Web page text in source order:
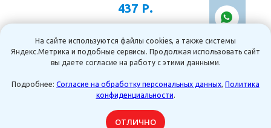
В КОРЗИНУ
437 Р.
В КОРЗИНУ
На сайте используются файлы cookies, а также системы
Яндекс.Метрика и подобные сервисы. Продолжая использовать сайт
вы даете согласие на работу с этими данными.
Подробнее: Согласие на обработку персональных данных, Политика
конфиденциальности.
ОТЛИЧНО